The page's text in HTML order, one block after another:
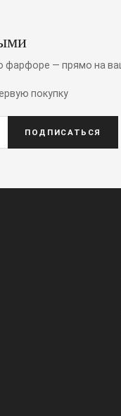
фарфоре — прямо на
покупку
ПОДПИСАТЬСЯ